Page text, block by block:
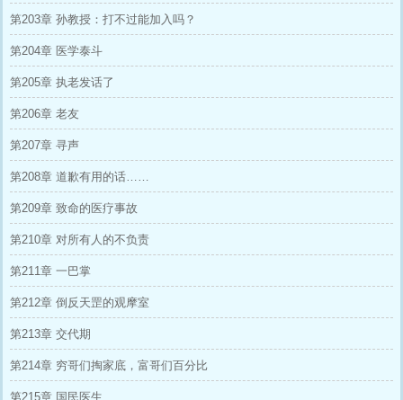
第203章 孙教授：打不过能加入吗？
第204章 医学泰斗
第205章 执老发话了
第206章 老友
第207章 寻声
第208章 道歉有用的话……
第209章 致命的医疗事故
第210章 对所有人的不负责
第211章 一巴掌
第212章 倒反天罡的观摩室
第213章 交代期
第214章 穷哥们掏家底，富哥们百分比
第215章 国民医生